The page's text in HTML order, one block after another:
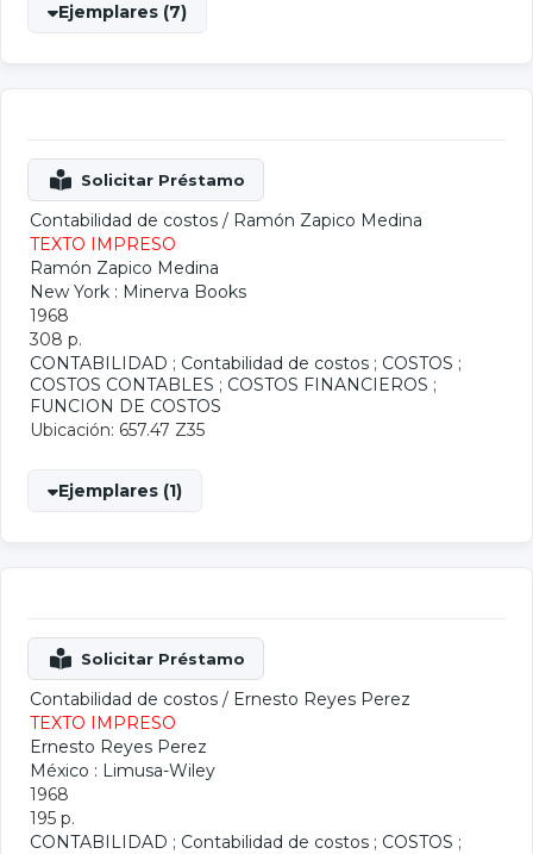
Ejemplares (7)
Contabilidad de costos / Ramón Zapico Medina
TEXTO IMPRESO
Ramón Zapico Medina
New York : Minerva Books
1968
308 p.
CONTABILIDAD ; Contabilidad de costos ; COSTOS ;
COSTOS CONTABLES ; COSTOS FINANCIEROS ;
FUNCION DE COSTOS
Ubicación: 657.47 Z35
Ejemplares (1)
Contabilidad de costos / Ernesto Reyes Perez
TEXTO IMPRESO
Ernesto Reyes Perez
México : Limusa-Wiley
1968
195 p.
CONTABILIDAD ; Contabilidad de costos ; COSTOS ;